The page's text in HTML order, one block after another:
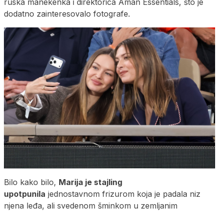
dodatno zainteresovalo fotografe.
Bilo kako bilo, Marija je stajling
upotpunila jednostavnom frizurom koja je padala niz
njena leđa, ali svedenom šminkom u zemljanim